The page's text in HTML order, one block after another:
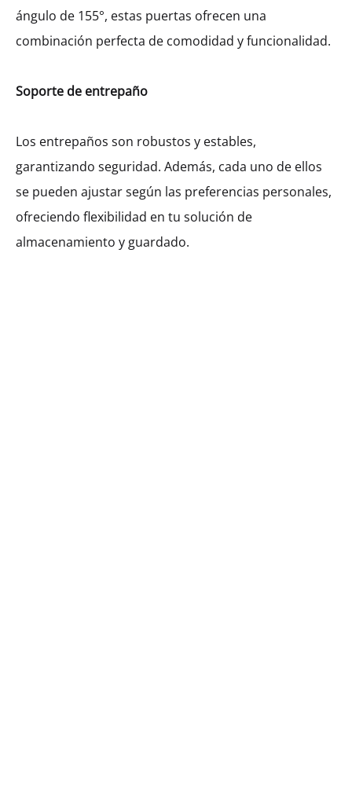
ángulo de 155°, estas puertas ofrecen una
combinación perfecta de comodidad y funcionalidad.
Soporte de entrepaño
Los entrepaños son robustos y estables,
garantizando seguridad. Además, cada uno de ellos
se pueden ajustar según las preferencias personales,
ofreciendo flexibilidad en tu solución de
almacenamiento y guardado.